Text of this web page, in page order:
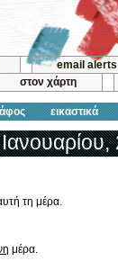
email alerts
στον χάρτη
εικαστικά
τη μέρα.
μέρα.